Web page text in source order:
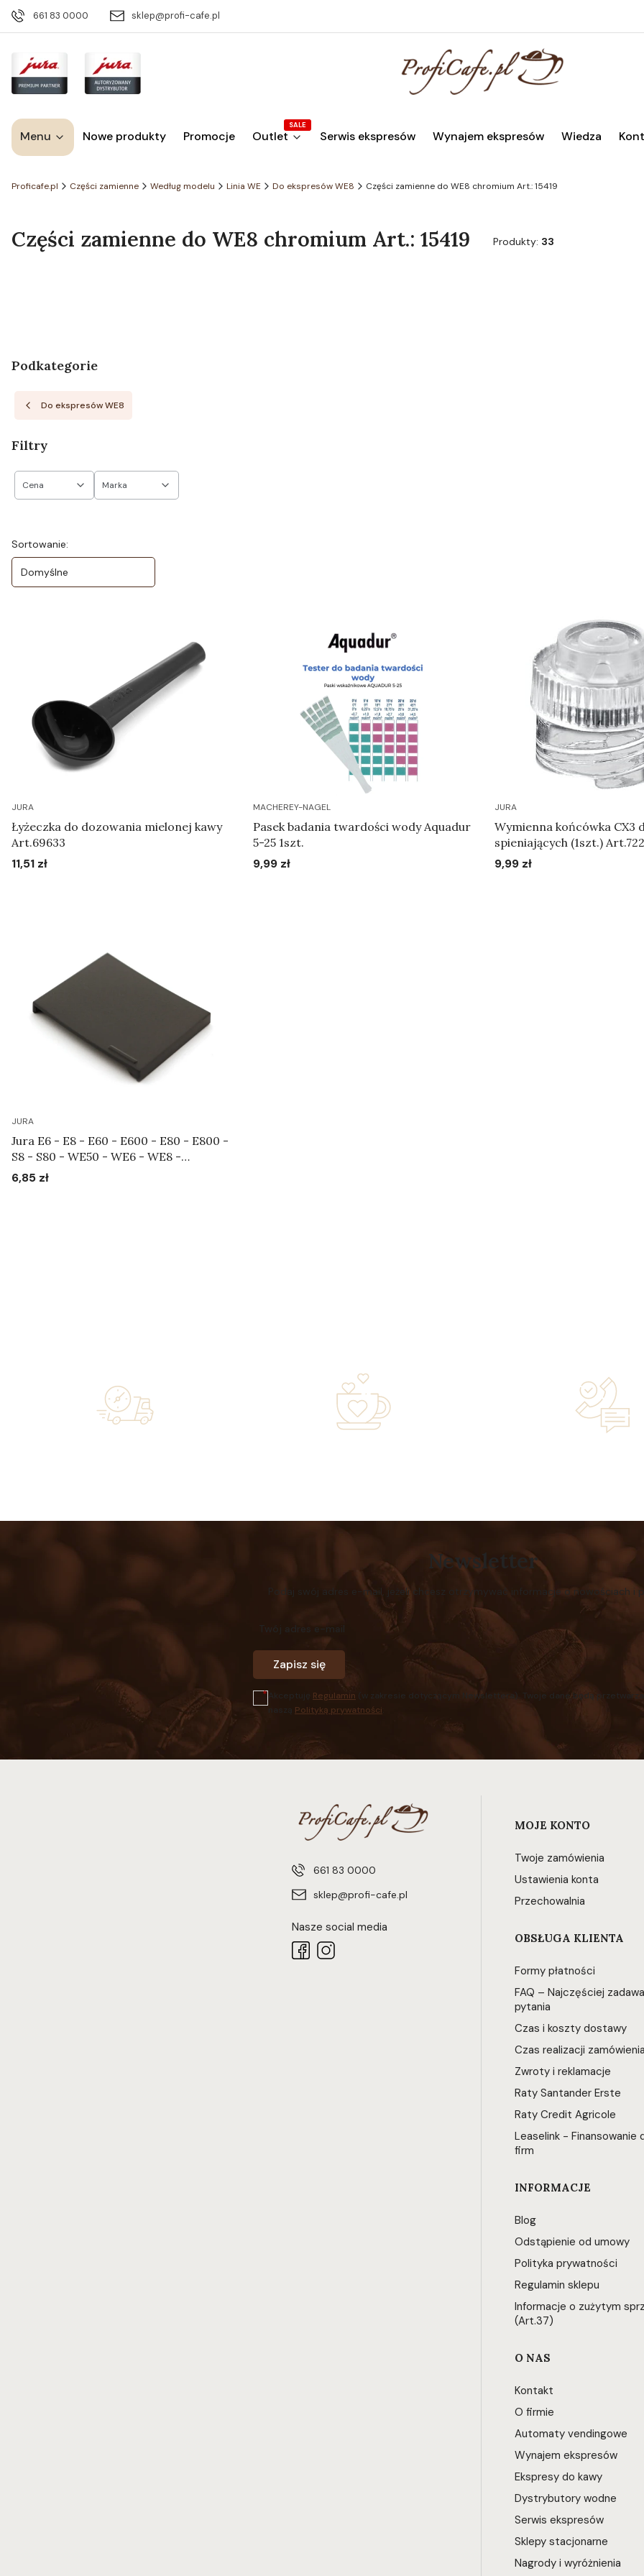
661 83 0000 sklep@profi-cafe.pl
Menu Nowe produkty Promocje Outlet
SALE
Serwis ekspresów Wynajem ekspresów Wiedza
Proficafe.pl Części zamienne Według modelu Linia WE Do ekspresów WE8 Części zamienne do WE8 chromium Art.: 15419
Części zamienne do WE8 chromium Art.: 15419 Produkty: 33
Podkategorie
Do ekspresów WE8
Filtry
Cena Marka
Lista produktów
Sortowanie:
Domyślne
JURA
Łyżeczka do dozowania mielonej kawy
Art.69633
Cena
11,51 zł
MACHEREY-NAGEL
Pasek badania twardości wody Aquadur
5-25 1szt.
Cena
9,99 zł
JURA
Wymienna końcówka CX3
spieniających (1szt.)
Cena
9,99 zł
JURA
Jura E6 - E8 - E60 - E600 - E80 - E800 -
S8 - S80 - WE50 - WE6 - WE8 -
Pokrywa ustawiania stopnia zmielenia
Cena
6,85 zł
Newsletter
Podaj swój adres e-mail, jeżeli chcesz otrzymywać informacje o nowościach i
Twój adres e-mail
Zapisz się
Akceptuję Regulamin (w zakresie dotyczącym Newslettera). Twoje dane będą
naszą Polityką prywatności
661 83 0000
sklep@profi-cafe.pl
Nasze social media
Linki w stopce
MOJE KONTO
Twoje zamówienia
Ustawienia konta
Przechowalnia
OBSŁUGA KLIENTA
Formy płatności
FAQ – Najczęściej
pytania
Czas i koszty dostawy
Czas realizacji zamówienia
Zwroty i reklamacje
Raty Santander Erste
Raty Credit Agricole
Leaselink - Finansowanie
firm
INFORMACJE
Blog
Odstąpienie od umowy
Polityka prywatności
Regulamin sklepu
Informacje o zużytym
(Art.37)
O NAS
Kontakt
O firmie
Automaty vendingowe
Wynajem ekspresów
Ekspresy do kawy
Dystrybutory wodne
Serwis ekspresów
Sklepy stacjonarne
Nagrody i wyróżnienia